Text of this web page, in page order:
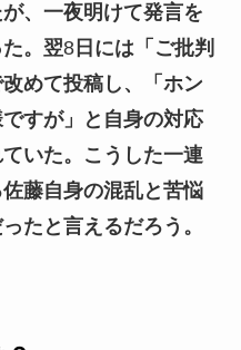
、一夜明けて発言を
。翌8日には「ご批判
めて投稿し、「ホン
すが」と自身の対応
いた。こうした一連
藤自身の混乱と苦悩
たと言えるだろう。